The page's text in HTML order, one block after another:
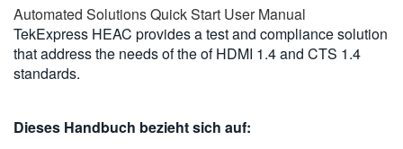
ENGLISH
FRANÇAIS
DEUTSCH
Automated Solutions Quick Start User Manual
TekExpress HEAC provides a test and compliance solution
that address the needs of the of HDMI 1.4 and CTS 1.4
standards.
Dieses Handbuch bezieht sich auf: